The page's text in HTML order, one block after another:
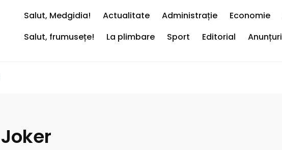
Salut, Medgidia! Actualitate Administrație Economie
Salut, frumusețe!
La plimbare Sport Editorial Anunțuri